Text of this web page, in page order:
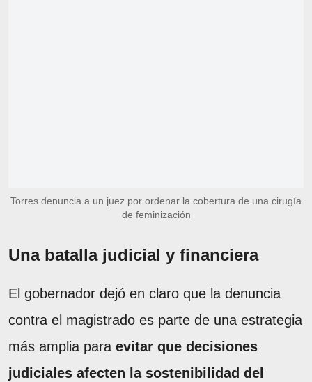
Torres denuncia a un juez por ordenar la cobertura de una cirugía
de feminización
Una batalla judicial y financiera
El gobernador dejó en claro que la denuncia
contra el magistrado es parte de una estrategia
más amplia para evitar que decisiones
judiciales afecten la sostenibilidad del